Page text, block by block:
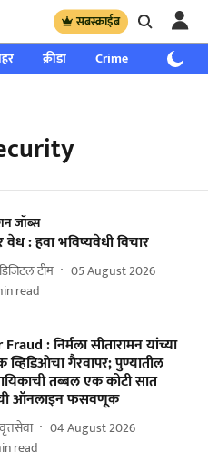
सबस्क्राईब
क्रीडा Crime साप्ताहिक
जॉब्स
: हवा भविष्यवेधी विचार
टीम
05 August 2026
read
: निर्मला सीतारामन यांच्या
गैरवापर; पुण्यातील
तब्बल एक कोटी सात
ऑनलाइन फसवणूक
04 August 2026
read